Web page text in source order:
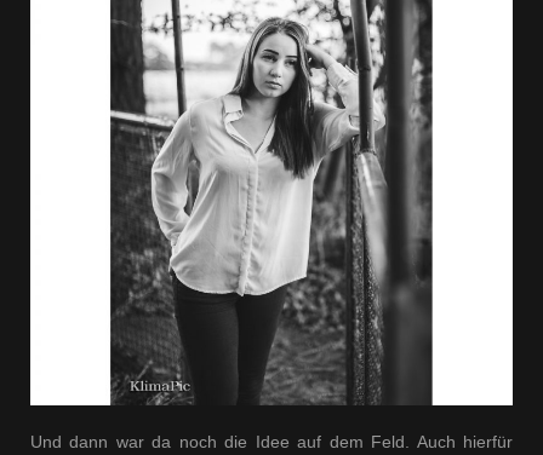
Und dann war da noch die Idee auf dem Feld. Auch hierfür